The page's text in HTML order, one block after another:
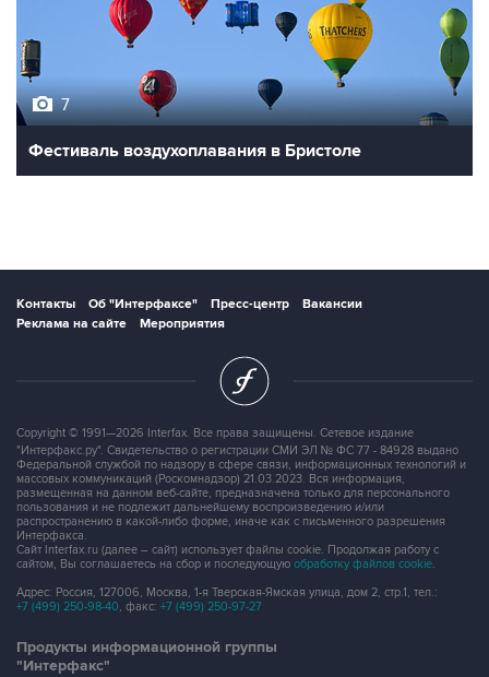
7
Фестиваль воздухоплавания в Бристоле
Контакты Об "Интерфаксе" Пресс-центр
Вакансии
Реклама на сайте
Мероприятия
Copyright © 1991—2026 Interfax. Все права защищены. Сетевое издание
"Интерфакс.ру". Свидетельство о регистрации СМИ ЭЛ № ФС 77 - 84928 выдано
Федеральной службой по надзору в сфере связи, информационных технологий и
массовых коммуникаций (Роскомнадзор) 21.03.2023. Вся информация,
размещенная на данном веб-сайте, предназначена только для персонального
пользования и не подлежит дальнейшему воспроизведению и/или
распространению в какой-либо форме, иначе как с письменного разрешения
Интерфакса.
Сайт Interfax.ru (далее – сайт) использует файлы cookie. Продолжая работу с
сайтом, Вы соглашаетесь на сбор и последующую обработку файлов cookie.
Адрес: Россия, 127006, Москва, 1-я Тверская-Ямская улица, дом 2, стр.1, тел.:
+7 (499) 250-98-40, факс: +7 (499) 250-97-27
Продукты информационной группы
"Интерфакс"